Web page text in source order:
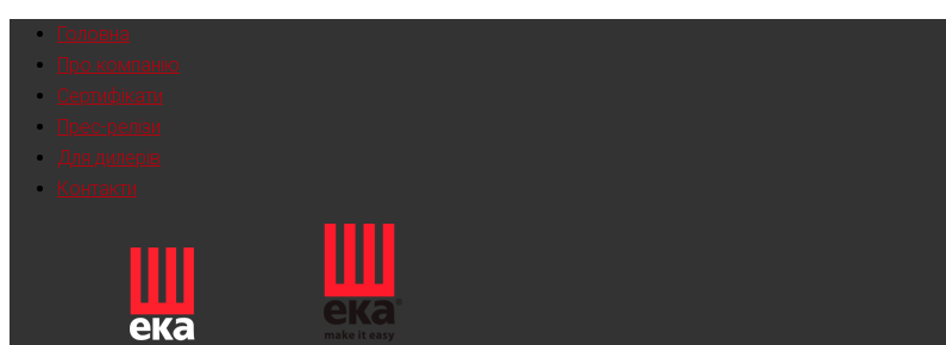
Головна
Про компанію
Сертифікати
Прес-релізи
Для дилерів
Контакти